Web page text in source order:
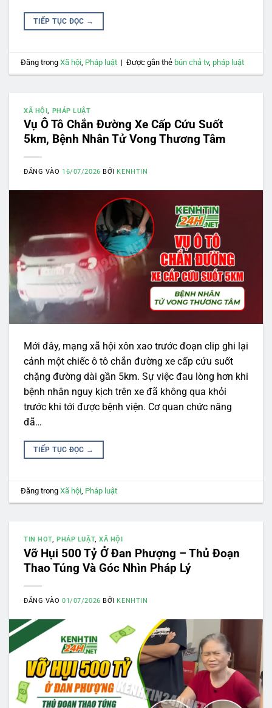
TIẾP TỤC ĐỌC →
Đăng trongXã hội, Pháp luật | Được gắn thẻ bún chả tv, pháp luật
XÃ HỘI, PHÁP LUẬT
Vụ Ô Tô Chắn Đường Xe Cấp Cứu Suốt
5km, Bệnh Nhân Tử Vong Thương Tâm
ĐĂNG VÀO 16/07/2026 BỞI KENHTIN
Mới đây, mạng xã hội xôn xao trước đoạn clip ghi lại
cảnh một chiếc ô tô chắn đường xe cấp cứu suốt
chặng đường dài gần 5km. Sự việc đau lòng hơn khi
bệnh nhân nguy kịch trên xe đã không qua khỏi
trước khi tới được bệnh viện. Cơ quan chức năng
đã…
TIẾP TỤC ĐỌC →
Đăng trongXã hội, Pháp luật
TIN HOT,PHÁP LUẬT,XÃ HỘI
Vỡ Hụi 500 Tỷ Ở Đan Phượng – Thủ Đoạn
Thao Túng Và Góc Nhìn Pháp Lý
ĐĂNG VÀO01/07/2026 BỞI KENHTIN